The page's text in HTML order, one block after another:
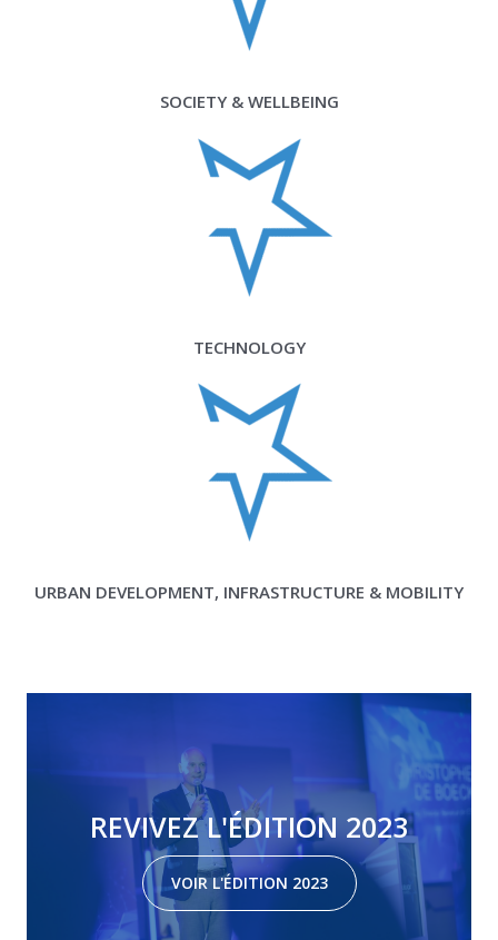
SOCIETY & WELLBEING
TECHNOLOGY
URBAN DEVELOPMENT, INFRASTRUCTURE & MOBILITY
REVIVEZ L'ÉDITION 2023
VOIR L'ÉDITION 2023